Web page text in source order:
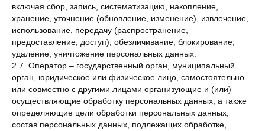
включая сбор, запись, систематизацию, накопление,
хранение, уточнение (обновление, изменение), извлечение,
использование, передачу (распространение,
предоставление, доступ), обезличивание, блокирование,
удаление, уничтожение персональных данных.
2.7. Оператор – государственный орган, муниципальный
орган, юридическое или физическое лицо, самостоятельно
или совместно с другими лицами организующие и (или)
осуществляющие обработку персональных данных, а также
определяющие цели обработки персональных данных,
состав персональных данных, подлежащих обработке,